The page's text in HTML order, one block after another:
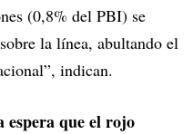
(0,8% del PBI) se
la línea, abultando el
indican.
espera que el rojo